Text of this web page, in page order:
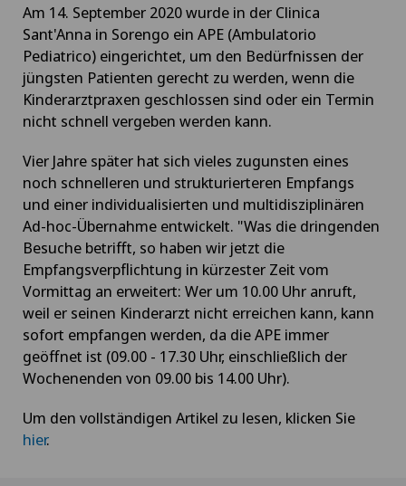
Am 14. September 2020 wurde in der Clinica
Sant'Anna in Sorengo ein APE (Ambulatorio
Pediatrico) eingerichtet, um den Bedürfnissen der
jüngsten Patienten gerecht zu werden, wenn die
Kinderarztpraxen geschlossen sind oder ein Termin
nicht schnell vergeben werden kann.
Vier Jahre später hat sich vieles zugunsten eines
noch schnelleren und strukturierteren Empfangs
und einer individualisierten und multidisziplinären
Ad-hoc-Übernahme entwickelt. "Was die dringenden
Besuche betrifft, so haben wir jetzt die
Empfangsverpflichtung in kürzester Zeit vom
Vormittag an erweitert: Wer um 10.00 Uhr anruft,
weil er seinen Kinderarzt nicht erreichen kann, kann
sofort empfangen werden, da die APE immer
geöffnet ist (09.00 - 17.30 Uhr, einschließlich der
Wochenenden von 09.00 bis 14.00 Uhr).
Um den vollständigen Artikel zu lesen, klicken Sie
hier.